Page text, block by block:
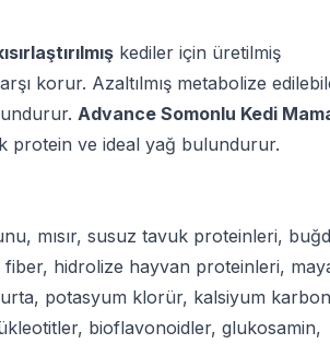
kediler için üretilmiş
korur. Azaltılmış metabolize
Advance Somonlu Kedi
protein ve ideal yağ bulundurur.
mısır, susuz tavuk proteinleri,
hidrolize hayvan proteinleri,
potasyum klorür, kalsiyum
bioflavonoidler, glukosamin,